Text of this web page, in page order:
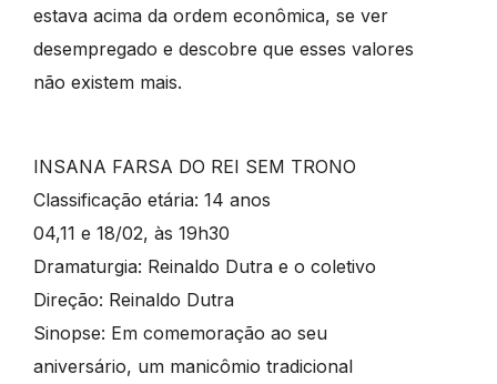
estava acima da ordem econômica, se ver
desempregado e descobre que esses valores
não existem mais.
INSANA FARSA DO REI SEM TRONO
Classificação etária: 14 anos
04,11 e 18/02, às 19h30
Dramaturgia: Reinaldo Dutra e o coletivo
Direção: Reinaldo Dutra
Sinopse: Em comemoração ao seu
aniversário, um manicômio tradicional